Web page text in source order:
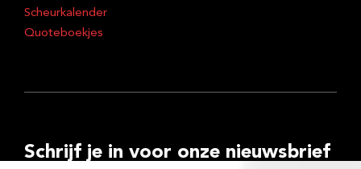
Scheurkalender
Quoteboekjes
Schrijf je in voor onze nieuwsbrief